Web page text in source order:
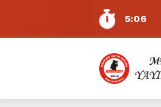
5:06
7:01
6:19
6:17
11:14